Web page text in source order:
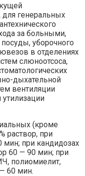
генеральных
за больными,
уборочного
в отделениях
слюноотсоса,
дыхательной
вентиляции
(кроме
раствор, при
мин; при кандидозах
60 — 90 мин; при
полиомиелит,
60 мин.